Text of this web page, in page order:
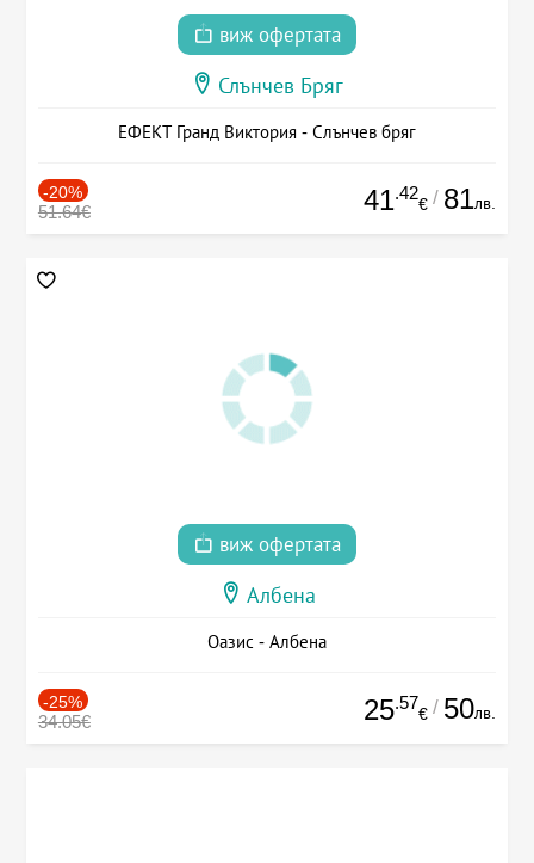
виж офертата
Слънчев Бряг
ЕФЕКТ Гранд Виктория - Слънчев бряг
-20%
51.64€ 41.42
€ / 81лв.
виж офертата
Албена
Оазис - Албена
-25%
34.05€ 25.57
€ / 50лв.